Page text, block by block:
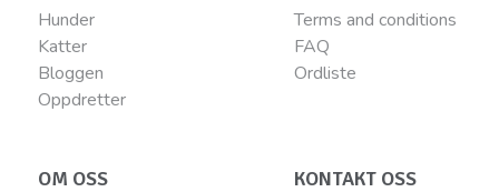
Hunder
Katter
Bloggen
Oppdretter
Terms and conditions
FAQ
Ordliste
OM OSS KONTAKT OSS